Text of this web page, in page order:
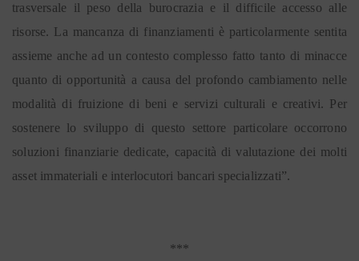
trasversale il peso della burocrazia e il difficile accesso alle
risorse. La mancanza di finanziamenti è particolarmente sentita
assieme anche ad un contesto complesso fatto tanto di minacce
quanto di opportunità a causa del profondo cambiamento nelle
modalità di fruizione di beni e servizi culturali e creativi. Per
sostenere lo sviluppo di questo settore particolare occorrono
soluzioni finanziarie dedicate, capacità di valutazione dei molti
asset immateriali e interlocutori bancari specializzati”.
***